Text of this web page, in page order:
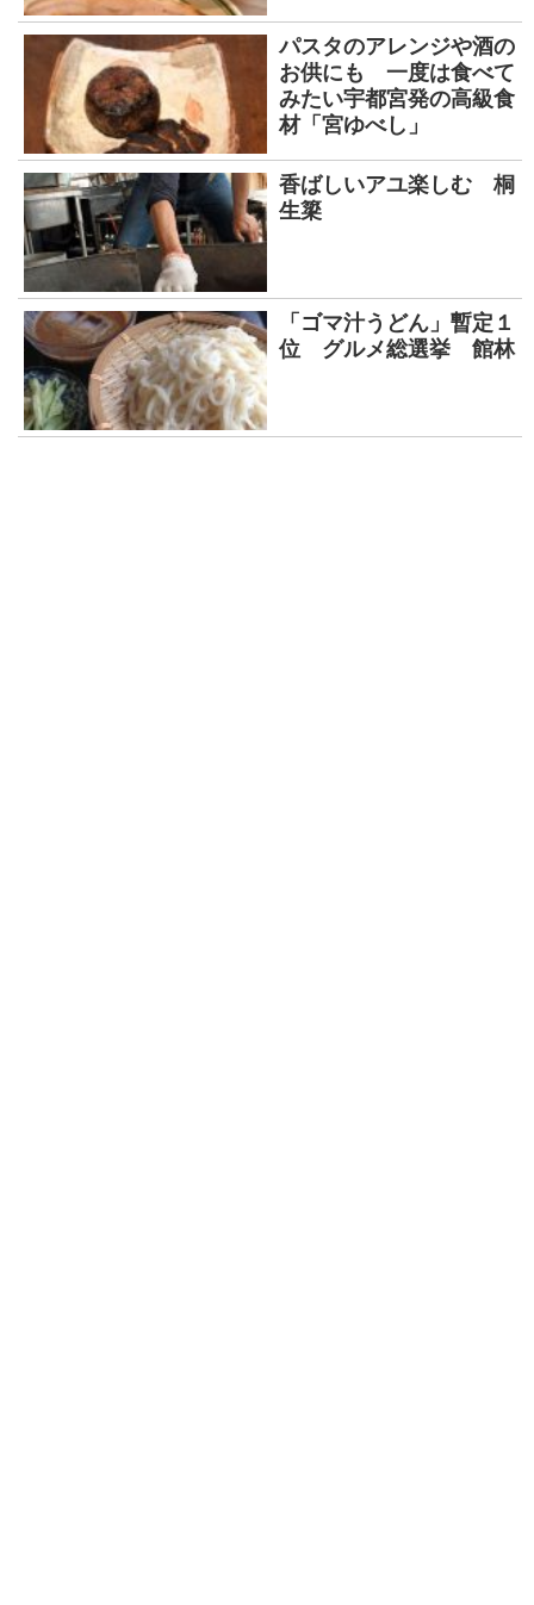
パスタのアレンジや酒の
お供にも 一度は食べて
みたい宇都宮発の高級食
材「宮ゆべし」
香ばしいアユ楽しむ 桐
生簗
「ゴマ汁うどん」暫定１
位 グルメ総選挙 館林